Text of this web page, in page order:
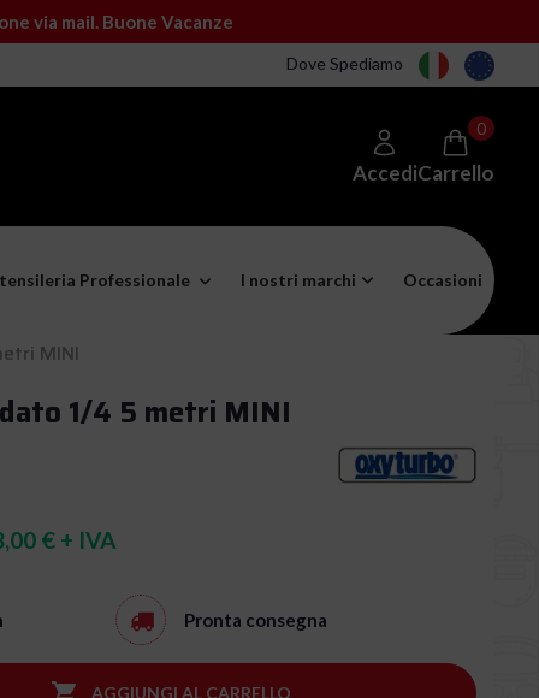
via mail. Buone Vacanze
Dove Spediamo
AccediCarrello
0
Professionale I nostri marchi Occasioni
MINI
1/4 5 metri MINI
€ + IVA
Pronta consegna
AGGIUNGI AL CARRELLO